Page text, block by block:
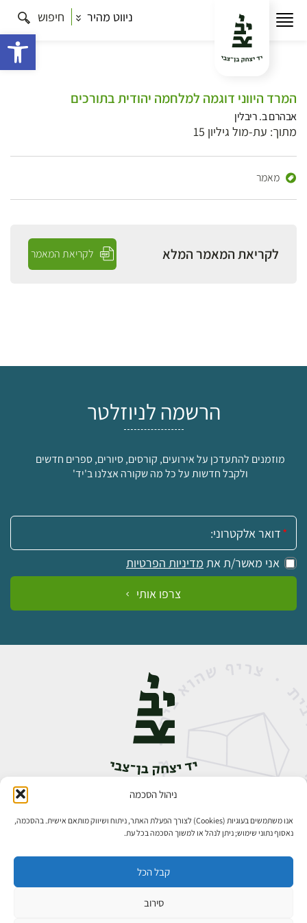
ניהול הסכמה
אנו משתמשים בעוגיות (Cookies) לצורך הפעלת האתר, ניתוח ושיווק מותאם אישית. בהסכמה,
נאסוף נתוני שימוש; ניתן לנהל או למשוך הסכמה בכל עת.
קבל הכל
סירוב
ניווט מהיר חיפוש
המרד היווני דוגמה למלחמה יהודית בתורכים
אבהרם ב. ריבלין
מתוך: עת-מול גיליון 15
מאמר
לקריאת המאמר המלא לקריאת המאמר
הרשמה לניוזלטר
מוזמנים להתעדכן על אירועים, קורסים, סיורים, ספרים חדשים
ולקבל חדשות על כל מה שקורה אצלנו ב'יד'
אימייל:
אני מאשר/ת את מדיניות הפרטיות
צרפו אותי
אבן גבירול 14, רחביה, ירושלים